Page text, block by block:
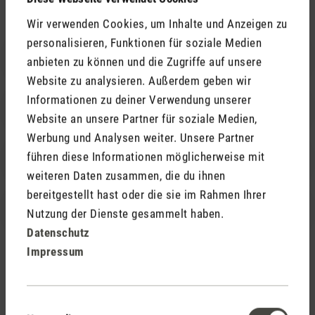
Wir verwenden Cookies, um Inhalte und Anzeigen zu
personalisieren, Funktionen für soziale Medien
anbieten zu können und die Zugriffe auf unsere
Website zu analysieren. Außerdem geben wir
Informationen zu deiner Verwendung unserer
Website an unsere Partner für soziale Medien,
Werbung und Analysen weiter. Unsere Partner
führen diese Informationen möglicherweise mit
weiteren Daten zusammen, die du ihnen
bereitgestellt hast oder die sie im Rahmen Ihrer
Nutzung der Dienste gesammelt haben.
Datenschutz
Impressum
Hilfe mit einem Produkt
Produktberatung
Hilfe mit einer Grossbestellung
Medienanfrage